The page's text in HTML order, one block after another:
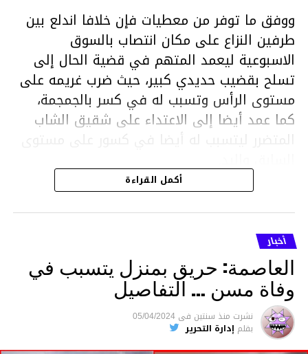
ووفق ما توفر من معطيات فإن خلافا اندلع بين
طرفين النزاع على مكان انتصاب بالسوق
الاسبوعية ليعمد المتهم في قضية الحال إلى
تسلح بقضيب حديدي كبير، حيث ضرب غريمه على
مستوى الرأس وتسبب له في كسر بالجمجمة،
كما عمد أيضا إلى الاعتداء على شقيق الشاب
المتضرر ليتسبب له أيضا في كسور على مستوى
هذا وقد تمكن أعوان مركز الأمن الوطني بحي
هلال في توقيت قياسي من محاصرة المشتبه به
والقبض عليه وإحالته على التحقيق في خصوص
ما نُسبه إليه.
متابعة
قسم الاخبار
أكمل القراءة
أخبار
العاصمة: حريق بمنزل يتسبب في
وفاة مسن … التفاصيل
نشرت منذ سنتين فى 05/04/2024
بقلم إدارة التحرير